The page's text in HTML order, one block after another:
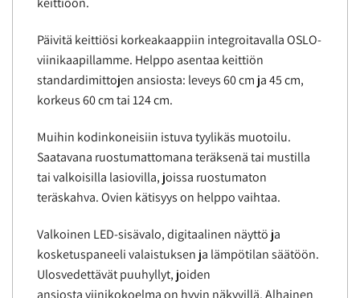
Päivitä keittiösi korkeakaappiin integroitavalla OSLO-
viinikaapillamme. Helppo asentaa keittiön
standardimittojen ansiosta: leveys 60 cm ja 45 cm,
korkeus 60 cm tai 124 cm.
Muihin kodinkoneisiin istuva tyylikäs muotoilu.
Saatavana ruostumattomana teräksenä tai mustilla
tai valkoisilla lasiovilla, joissa ruostumaton
teräskahva. Ovien kätisyys on helppo vaihtaa.
Valkoinen LED-sisävalo, digitaalinen näyttö ja
kosketuspaneeli valaistuksen ja lämpötilan säätöön.
Ulosvedettävät puuhyllyt, joiden
ansiosta viinikokoelma on hyvin näkyvillä. Alhainen